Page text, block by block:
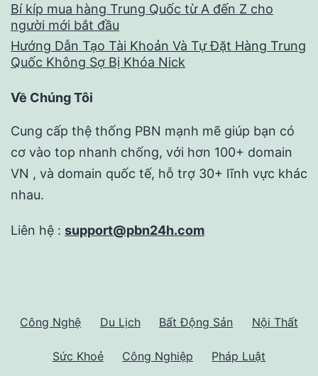
Bí kíp mua hàng Trung Quốc từ A đến Z cho
người mới bắt đầu
Hướng Dẫn Tạo Tài Khoản Và Tự Đặt Hàng Trung
Quốc Không Sợ Bị Khóa Nick
Về Chúng Tôi
Cung cấp thệ thống PBN mạnh mẽ giúp bạn có
cơ vào top nhanh chống, với hơn 100+ domain
VN , và domain quốc tế, hỗ trợ 30+ lĩnh vực khác
nhau.
Liên hệ : support@pbn24h.com
Công Nghệ Du Lịch Bất Động Sản Nội Thất
Sức Khoẻ Công Nghiệp Pháp Luật